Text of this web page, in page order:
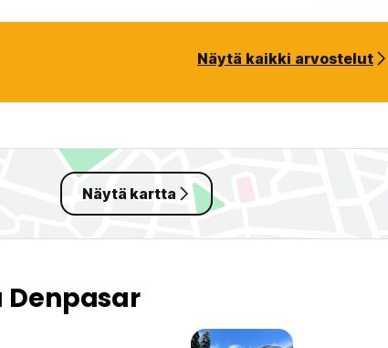
Näytä kaikki arvostelut
Näytä kartta
Denpasar